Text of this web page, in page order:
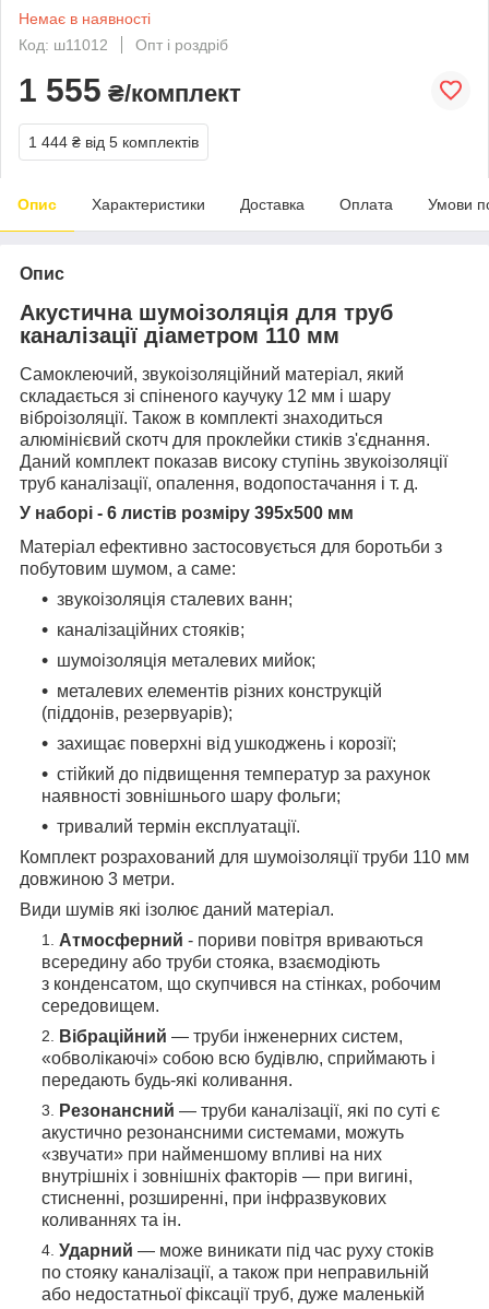
Немає в наявності
Код: ш11012
Опт і роздріб
1 555 ₴/комплект
1 444 ₴ від 5 комплектів
Опис Характеристики Доставка Оплата Умови
Опис
Акустична шумоізоляція для труб
каналізації діаметром 110 мм
Самоклеючий, звукоізоляційний матеріал, який
складається зі спіненого каучуку 12 мм і шару
віброізоляції. Також в комплекті знаходиться
алюмінієвий скотч для проклейки стиків з'єднання.
Даний комплект показав високу ступінь звукоізоляції
труб каналізації, опалення, водопостачання і т. д.
У наборі - 6 листів розміру 395х500 мм
Матеріал ефективно застосовується для боротьби з
побутовим шумом, а саме:
звукоізоляція сталевих ванн;
каналізаційних стояків;
шумоізоляція металевих мийок;
металевих елементів різних конструкцій
(піддонів, резервуарів);
захищає поверхні від ушкоджень і корозії;
стійкий до підвищення температур за рахунок
наявності зовнішнього шару фольги;
тривалий термін експлуатації.
Комплект розрахований для шумоізоляції труби 110 мм
довжиною 3 метри.
Види шумів які ізолює даний матеріал.
Атмосферний - пориви повітря вриваються
всередину або труби стояка, взаємодіють
з конденсатом, що скупчився на стінках, робочим
середовищем.
Вібраційний — труби інженерних систем,
«обволікаючі» собою всю будівлю, сприймають і
передають будь-які коливання.
Резонансний — труби каналізації, які по суті є
акустично резонансними системами, можуть
«звучати» при найменшому впливі на них
внутрішніх і зовнішніх факторів — при вигині,
стисненні, розширенні, при інфразвукових
коливаннях та ін.
Ударний — може виникати під час руху стоків
по стояку каналізації, а також при неправильній
або недостатньої фіксації труб, дуже маленькій